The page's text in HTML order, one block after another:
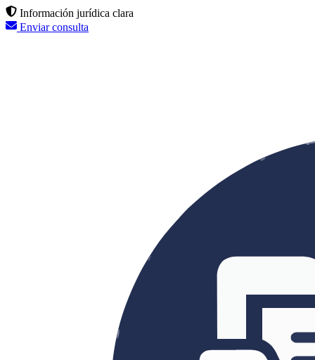
Información jurídica clara
Enviar consulta